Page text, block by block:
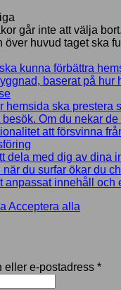
går inte att välja
över huvud taget ska
kunna förbättra
baserat på hur
hemsida ska prestera
besök. Om du nekar
att försvinna
dela med dig av dina
när du surfar ökar du
anpassat innehåll och
Acceptera alla
eller e-postadress *